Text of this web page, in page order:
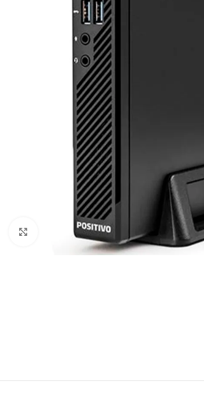
Clique para ampliar